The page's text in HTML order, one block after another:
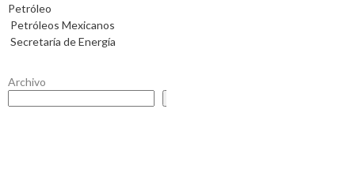
Petróleo
Petróleos Mexicanos
Secretaría de Energía
Archivo